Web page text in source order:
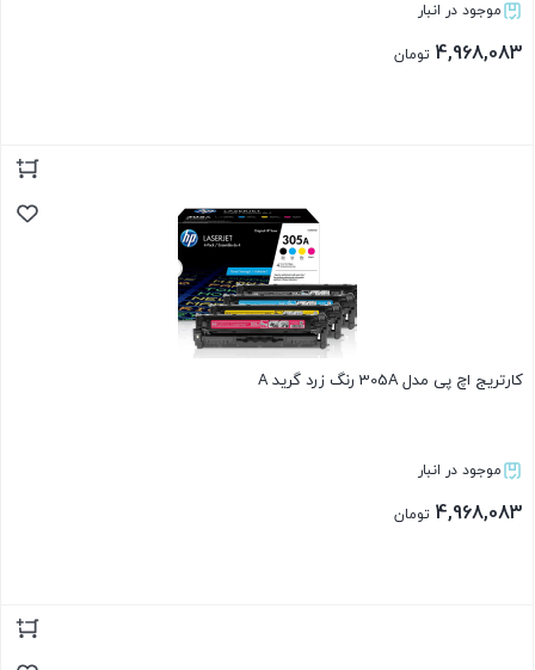
موجود در انبار
4,968,083 تومان
کارتریج اچ پی مدل 305A رنگ زرد گرید A
موجود در انبار
4,968,083 تومان